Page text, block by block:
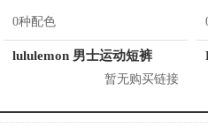
0种配色
lululemon 男士运动短裤
暂无购买链接